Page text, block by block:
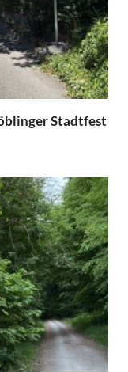
Stadtfest